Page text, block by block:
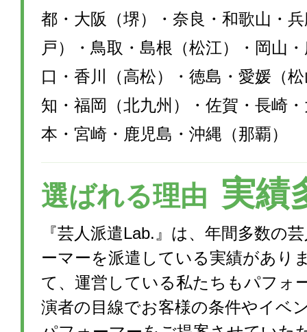
都・大阪（堺）・奈良・和歌山・
戸）・鳥取・島根（松江）・岡山
口・香川（高松）・徳島・愛媛（
知・福岡（北九州）・佐賀・長崎
本・宮崎・鹿児島・沖縄（那覇）
選ばれる理由 実績
『芸人派遣Lab.』は、年間多数の
ーマーを派遣している実績があり
て、運営している私たちもパフォ
演者の目線でお客様の条件やイベ